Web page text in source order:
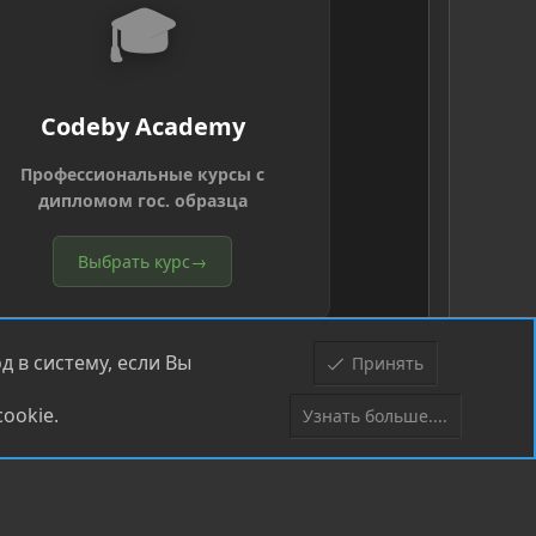
🎓
Codeby Academy
Профессиональные курсы с
дипломом гос. образца
Выбрать курс→
Верх
в систему, если Вы
Принять
Узнать больше....